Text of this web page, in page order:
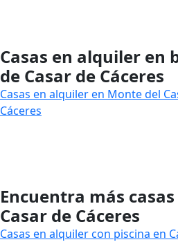
Casas en alquiler en
de Casar de Cáceres
Casas en alquiler en Monte del
Cáceres
Encuentra más casas
Casar de Cáceres
Casas en alquiler con piscina en